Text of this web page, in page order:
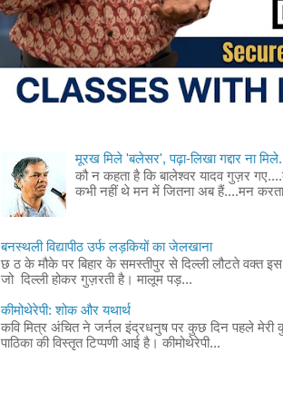
मूरख मिले 'बलेसर', पढ़ा-लिखा गद्दार ना
कौ न कहता है कि बालेश्वर यादव गुज़र
कभी नहीं थे मन में जितना अब हैं....मन
बनस्थली विद्यापीठ उर्फ लड़कियों का जेलखाना
छ ठ के मौके पर बिहार के समस्तीपुर से दिल्ली लौटते वक्त इस
जो दिल्ली होकर गुज़रती है। मालूम पड़...
कीमोथेरेपी: शोक और यथार्थ
कवि मित्र अंचित ने जर्नल इंद्रधनुष पर कुछ दिन पहले मेरी
पाठिका की विस्तृत टिप्पणी आई है। कीमोथेरेपी...